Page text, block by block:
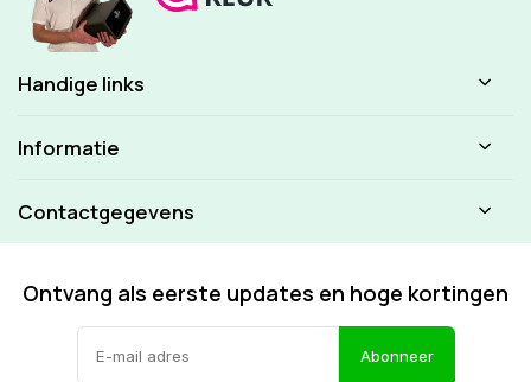
Handige links
Informatie
Contactgegevens
Ontvang als eerste updates en hoge kortingen
Abonneer